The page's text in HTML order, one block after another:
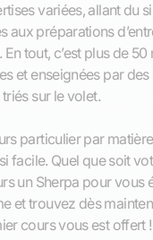
variées, allant du
aux préparations
tout, c’est plus de
et enseignées par
sur le volet.
particulier par matière
facile. Quel que soit
un Sherpa pour vous
et trouvez dès
cours vous est offert !